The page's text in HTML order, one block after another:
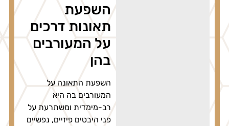
השפעת
תאונות דרכים
על המעורבים
השפעת התאונה על
המעורבים בה היא
רב-מימדית ומשתרעת על
פני היבטים פיזיים, נפשיים